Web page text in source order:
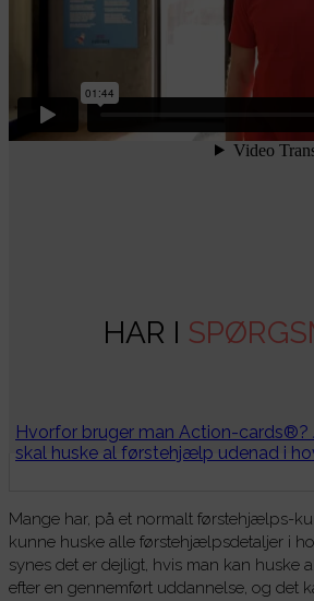
HAR I
Hvorfor bruger man Action-cards®?
skal huske al førstehjælp udenad i
Mange har, på et normalt førstehjælps-
kunne huske alle førstehjælpsdetaljer i
synes det er dejligt, hvis man kan huske
efter en gennemført uddannelse, og det